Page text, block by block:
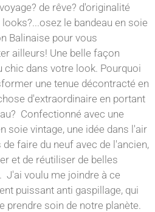
de rêve? d'originalité
le bandeau en soie
Balinaise pour vous
ailleurs! Une belle façon
chic dans votre look. Pourquoi
une tenue décontracté en
d'extraordinaire en portant
Confectionné avec une
soie vintage, une idée dans l'air
de faire du neuf avec de l'ancien,
et de réutiliser de belles
J'ai voulu me joindre à ce
puissant anti gaspillage, qui
prendre soin de notre planète.